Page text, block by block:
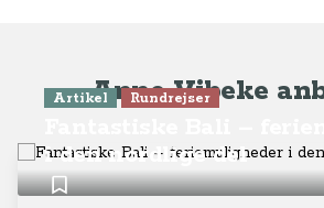
Anne-Vibeke
Artikel Rundrejser
i den nordlige del